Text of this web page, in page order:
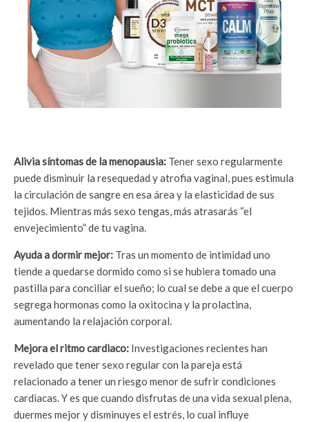
Alivia síntomas de la menopausia: Tener sexo regularmente
puede disminuir la resequedad y atrofia vaginal, pues estimula
la circulación de sangre en esa área y la elasticidad de sus
tejidos. Mientras más sexo tengas, más atrasarás “el
envejecimiento” de tu vagina.
Ayuda a dormir mejor: Tras un momento de intimidad uno
tiende a quedarse dormido como si se hubiera tomado una
pastilla para conciliar el sueño; lo cual se debe a que el cuerpo
segrega hormonas como la oxitocina y la prolactina,
aumentando la relajación corporal.
Mejora el ritmo cardiaco: Investigaciones recientes han
revelado que tener sexo regular con la pareja está
relacionado a tener un riesgo menor de sufrir condiciones
cardiacas. Y es que cuando disfrutas de una vida sexual plena,
duermes mejor y disminuyes el estrés, lo cual influye